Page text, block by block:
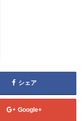
シェア
Google+